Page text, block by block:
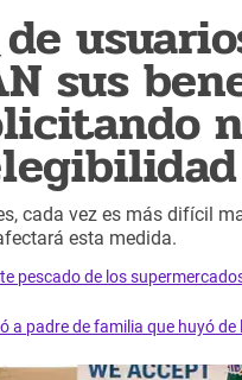
de
sus
cada vez es más difícil
esta medida.
pescado de los
a padre de familia que huyó